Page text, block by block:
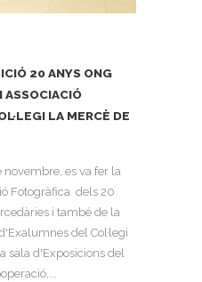
20 ANYS ONG
ASSOCIACIÓ
LA MERCÈ DE
novembre, es va fer la
Fotogràfica dels 20
i també de la
del Col·legi
sala d'Exposicions del